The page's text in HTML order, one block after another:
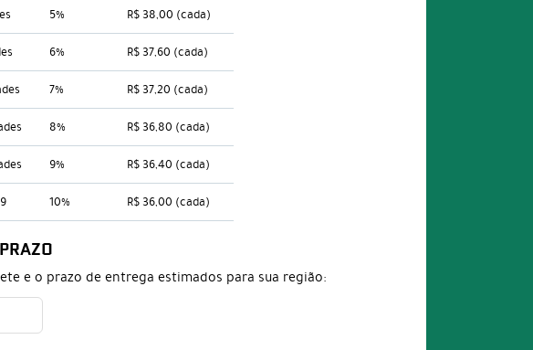
5% R$ 38,00 (cada)
6% R$ 37,60 (cada)
7% R$ 37,20 (cada)
8% R$ 36,80 (cada)
9% R$ 36,40 (cada)
10% R$ 36,00 (cada)
e o prazo de entrega estimados para sua região: